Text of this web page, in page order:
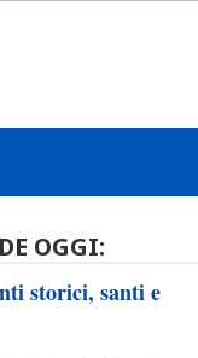
OGGI:
storici, santi e